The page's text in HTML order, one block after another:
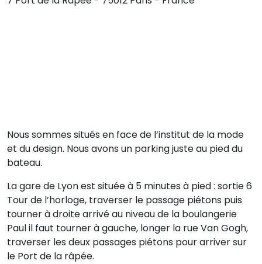
Nous sommes situés en face de l’institut de la mode
et du design. Nous avons un parking juste au pied du
bateau.
La gare de Lyon est située à 5 minutes à pied : sortie 6
Tour de l’horloge, traverser le passage piétons puis
tourner à droite arrivé au niveau de la boulangerie
Paul il faut tourner à gauche, longer la rue Van Gogh,
traverser les deux passages piétons pour arriver sur
le Port de la râpée.